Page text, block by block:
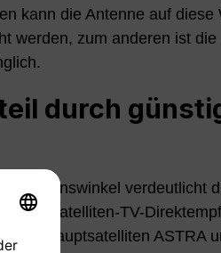
kann die Antenne auf diese
werden, zum anderen ist die
durch
verdeutlicht
Satelliten-TV-
Hauptsatelliten ASTRA